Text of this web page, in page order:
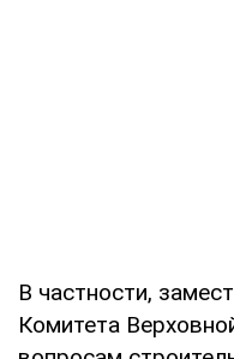
В частности,
Комитета